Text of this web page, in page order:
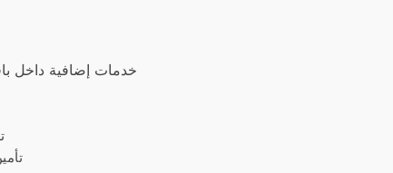
خدمات إضافية داخل
4.